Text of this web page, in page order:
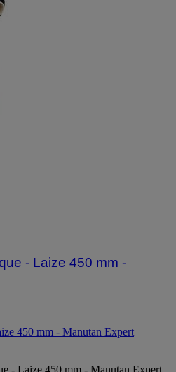
- Laize 450 mm -
450 mm - Manutan Expert
- Laize 450 mm - Manutan Expert